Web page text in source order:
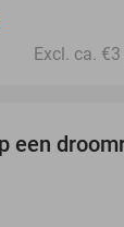
Excl. ca.
een